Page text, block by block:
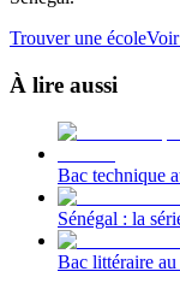
Trouver une école
À lire aussi
Bac technique
Sénégal : la
Bac littéraire